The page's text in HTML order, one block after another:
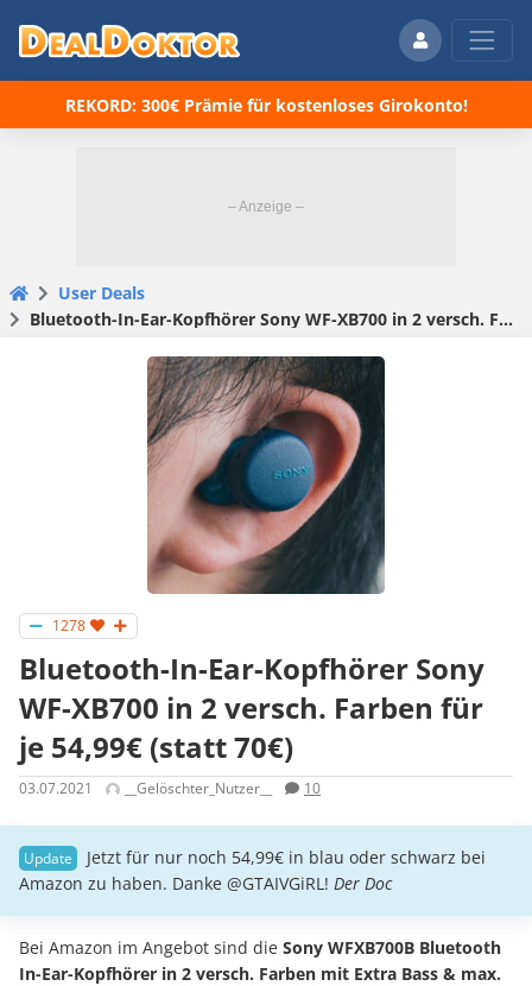
REKORD: 300€ Prämie für kostenloses Girokonto!
User Deals
Bluetooth-In-Ear-Kopfhörer Sony WF-XB700 in 2 versch. Farben für je 54,99€ (statt 70€)
1278
Bluetooth-In-Ear-Kopfhörer Sony
WF-XB700 in 2 versch. Farben für
je 54,99€ (statt 70€)
03.07.2021 __Gelöschter_Nutzer__ 10
Jetzt für nur noch 54,99€ in blau oder schwarz bei
Amazon zu haben. Danke @GTAIVGiRL! Der Doc
Bei Amazon im Angebot sind die Sony WFXB700B Bluetooth
In-Ear-Kopfhörer in 2 versch. Farben mit Extra Bass & max.